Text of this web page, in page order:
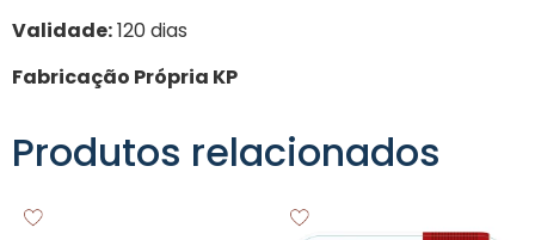
Validade:120 dias
Fabricação Própria KP
Produtos relacionados